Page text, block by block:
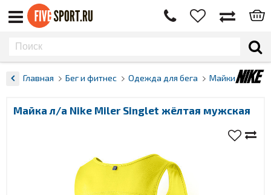
Главная Бег и фитнес Одежда для бега Майки
Майка л/а Nike Miler Singlet жёлтая мужская